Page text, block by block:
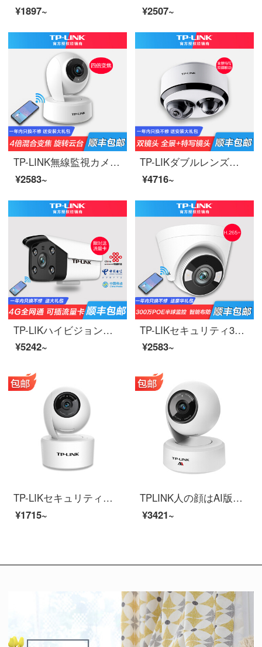
¥1897~
¥2507~
TP-LINK無線監視カメラwifi携帯電話の長距離300万高清ズーム雲台ネットワークのスマートセキュリティー家庭用モニタ360度のパノラマTL-PC 43 ANZの4倍ズーム回転カメラ32 GB
¥2583~
TP-LIKダブルレンズハイビジョン無線監視カメラインテリジェントフォローwifi携帯電話長距離家庭用室内店舗旋回全景回転店防犯モニタTL-PC 55 T 2【500万パノラマ+200万クローズアップ】128 GB
¥4716~
TP-LIKハイビジョン無線監視カメラ直挿しsim携帯カード4 G全網通家庭用ネットワーク不要屋外停電継続電源版【400万4 G全網通カメラ】1 GB流量128 Gをプレゼントします。
¥5242~
TP-LIKセキュリティ300万PoE星光フルカラー警戒ライト級センサーはスピーカーTL-PC 435 HPA-A TL-PC 435 HPA-A 32 Gに接続できます。
¥2583~
TP-LIKセキュリティ高精細無線監視カメラオーディオ拡張版家庭用携帯電話Wifi遠隔双方向音声通話泣き声検出パノラマ雲台回転300万雲台回転【ホワイトオーディオ拡張版】メモリなし
¥1715~
TPLINK人の顔はAI版の無線監視カメラの人の顔のアルバム室内の携帯電話の遠隔監視カメラの人の形を識別して双方向の音声を追跡して音声と光を話して300万AI雲台の無線ネットワークのカメラの128 GBを警告します。
¥3421~